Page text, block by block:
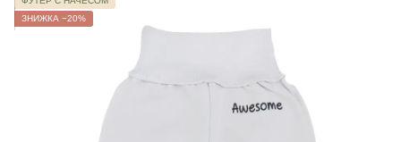
ЗНИЖКА −20%